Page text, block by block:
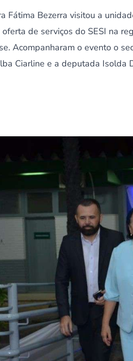
Fátima Bezerra visitou a
de serviços do SESI na
Acompanharam o evento o
Ciarline e a deputada Isolda